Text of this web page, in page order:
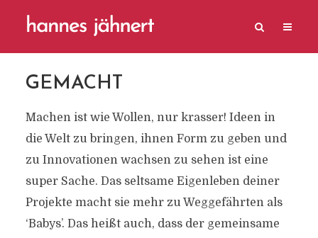
GEMACHT
Machen ist wie Wollen, nur krasser! Ideen in
die Welt zu bringen, ihnen Form zu geben und
zu Innovationen wachsen zu sehen ist eine
super Sache. Das seltsame Eigenleben deiner
Projekte macht sie mehr zu Weggefährten als
‘Babys’. Das heißt auch, dass der gemeinsame